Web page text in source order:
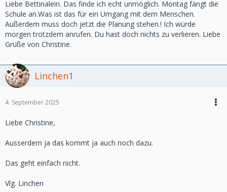
Liebe Bettinalein. Das finde ich echt unmöglich. Montag fängt die
Schule an.Was ist das für ein Umgang mit dem Menschen.
Außerdem muss doch jetzt die Planung stehen.! Ich würde
morgen trotzdem anrufen. Du hast doch nichts zu verlieren. Liebe
Grüße von Christine.
Linchen1
4. September 2025
Liebe Christine,
Ausserdem ja das kommt ja auch noch dazu.
Das geht einfach nicht.
Vlg. Linchen